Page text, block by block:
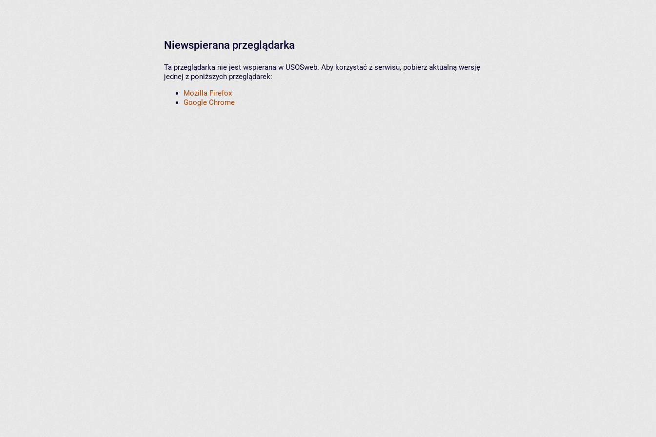
Niewspierana przeglądarka
Ta przeglądarka nie jest wspierana w USOSweb. Aby korzystać z serwisu, pobierz aktualną wersję
jednej z poniższych przeglądarek:
Mozilla Firefox
Google Chrome